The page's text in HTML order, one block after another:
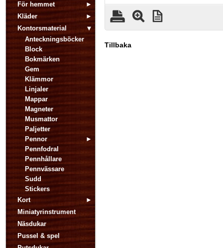
För hemmet
Kläder
Kontorsmaterial
Anteckningsböcker
Block
Bokmärken
Gem
Klämmor
Linjaler
Mappar
Magneter
Musmattor
Paljetter
Pennor
Pennfodral
Pennhållare
Pennvässare
Sudd
Stickers
Kort
Miniatyrinstrument
Näsdukar
Pussel & spel
Tillbaka